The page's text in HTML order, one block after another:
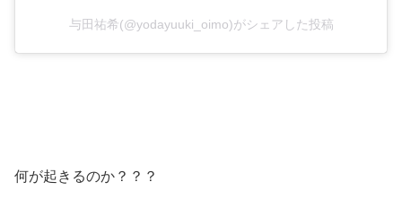
与田祐希(@yodayuuki_oimo)がシェアした投稿
何が起きるのか？？？